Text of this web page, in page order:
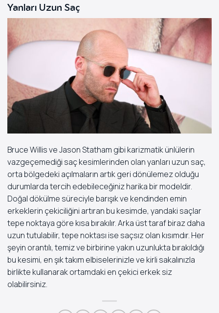
Yanları Uzun Saç
Bruce Willis ve Jason Statham gibi karizmatik ünlülerin
vazgeçemediği saç kesimlerinden olan yanları uzun saç,
orta bölgedeki açılmaların artık geri dönülemez olduğu
durumlarda tercih edebileceğiniz harika bir modeldir.
Doğal dökülme süreciyle barışık ve kendinden emin
erkeklerin çekiciliğini artıran bu kesimde, yandaki saçlar
tepe noktaya göre kısa bırakılır. Arka üst taraf biraz daha
uzun tutulabilir, tepe noktası ise saçsız olan kısımdır. Her
şeyin orantılı, temiz ve birbirine yakın uzunlukta bırakıldığı
bu kesimi, en şık takım elbiselerinizle ve kirli sakalınızla
birlikte kullanarak ortamdaki en çekici erkek siz
olabilirsiniz.